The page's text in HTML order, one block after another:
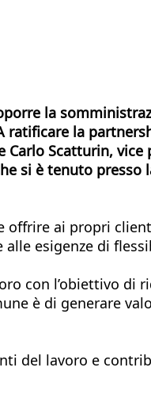
la
ratificare la
Scatturin, vice
si è tenuto presso
offrire ai propri
esigenze di
con l’obiettivo di
è di generare
del lavoro e